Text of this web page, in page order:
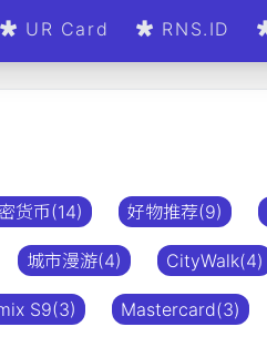
UR Card RNS.ID
货币(14) 好物推荐(9)
城市漫游(4) CityWalk(4)
S9(3) Mastercard(3)